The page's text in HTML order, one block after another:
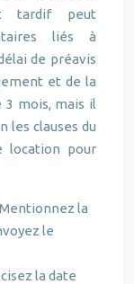
tardif peut
liés à
de préavis
et de la
3 mois, mais il
les clauses du
location pour
Mentionnez la
le
la date